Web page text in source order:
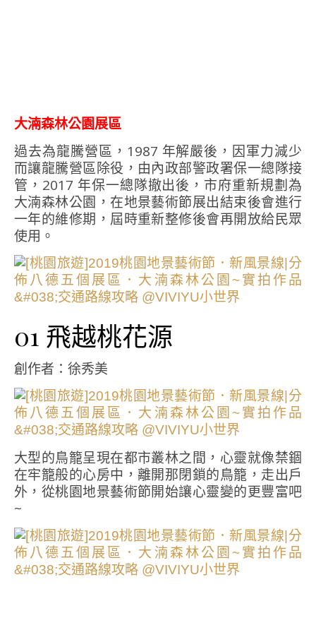
大湳森林公園展區
過去為龍騰營區，1987 年解嚴後，因軍力減少
而讓龍騰營區除役，由內政部警政署保一總隊接
管，2017 年保一總隊撤出後，市府重新規劃為
大湳森林公園，在地景藝術節展出結束後會進行
一年的維修期，屆時重新整修後會再開放給民眾
使用。
01 飛越桃花源
創作者：徐秀美
大型的鳥籠呈現在都市叢林之間，心靈就像禁錮
在牢籠般的心房中，離開那閉鎖的鳥籠，走出戶
外，從桃園地景藝術節開始讓心靈變的更豐富吧
~